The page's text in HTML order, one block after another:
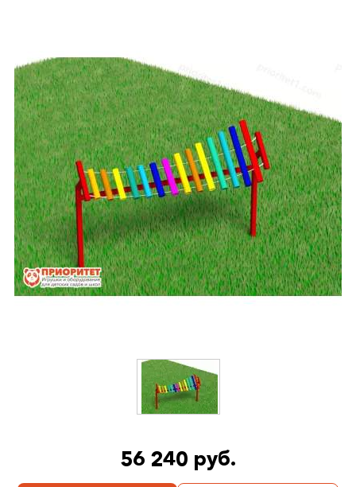
56 240 руб.